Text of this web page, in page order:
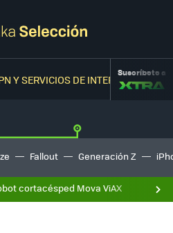
Y SERVICIOS DE INTERNETSuscríbete a
Fallout Generación Z
cortacésped Mova ViAX